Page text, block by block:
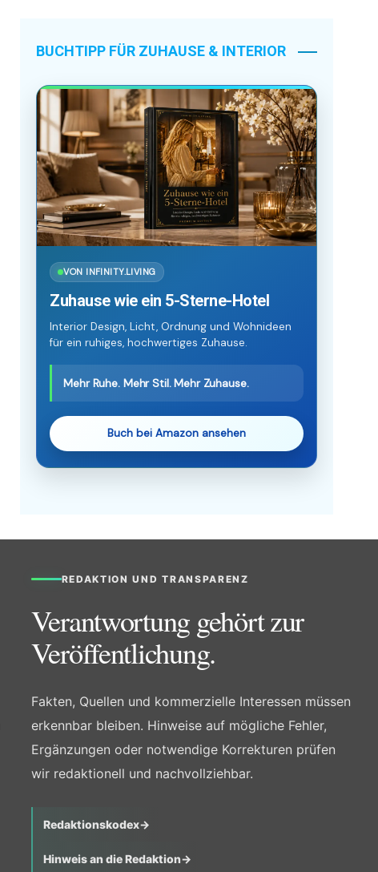
BUCHTIPP FÜR ZUHAUSE & INTERIOR
VON INFINITY.LIVING
Zuhause wie ein 5-Sterne-Hotel
Interior Design, Licht, Ordnung und Wohnideen
für ein ruhiges, hochwertiges Zuhause.
Mehr Ruhe. Mehr Stil. Mehr Zuhause.
Buch bei Amazon ansehen
REDAKTION UND TRANSPARENZ
Verantwortung gehört zur
Veröffentlichung.
Fakten, Quellen und kommerzielle Interessen müssen
erkennbar bleiben. Hinweise auf mögliche Fehler,
Ergänzungen oder notwendige Korrekturen prüfen
wir redaktionell und nachvollziehbar.
Redaktionskodex→
Hinweis an die Redaktion→